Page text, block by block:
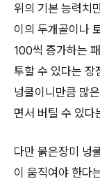
위의 기본 능력치
이의 두개골이나
100씩 증가하는
투할 수 있다는 장
넝쿨이니만큼 많
면서 버틸 수 있다
다만 붉은장미 넝
이 움직여야 한다